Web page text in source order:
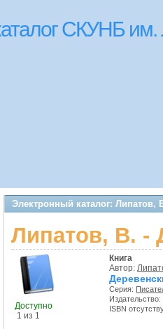
СКУНБ
Электронный каталог: Липатов,
Липатов, В. -
Доступно
1 из 1
Книга
Автор:
Серия:
Издательство:
ISBN